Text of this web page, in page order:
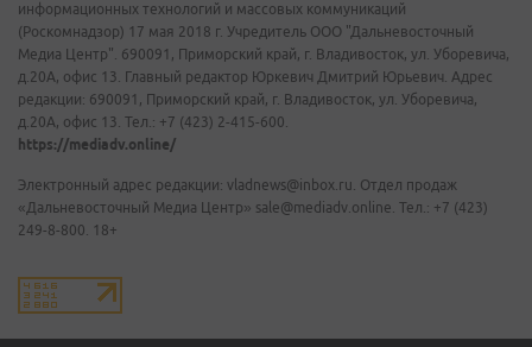
информационных технологий и массовых коммуникаций
(Роскомнадзор) 17 мая 2018 г. Учредитель ООО "Дальневосточный
Медиа Центр". 690091, Приморский край, г. Владивосток, ул. Уборевича,
д.20А, офис 13. Главный редактор Юркевич Дмитрий Юрьевич. Адрес
редакции: 690091, Приморский край, г. Владивосток, ул. Уборевича,
д.20А, офис 13. Тел.: +7 (423) 2-415-600.
https://mediadv.online/
Электронный адрес редакции: vladnews@inbox.ru. Отдел продаж
«Дальневосточный Медиа Центр» sale@mediadv.online. Тел.: +7 (423)
249-8-800. 18+